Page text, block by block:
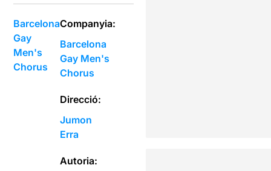
Barcelona
Gay
Men's
Chorus
Companyia:
Barcelona
Gay Men's
Chorus
Direcció:
Jumon
Erra
Autoria: